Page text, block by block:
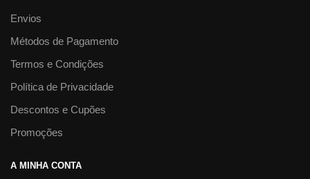
Envios
Métodos de Pagamento
Termos e Condições
Política de Privacidade
Descontos e Cupões
Promoções
A MINHA CONTA